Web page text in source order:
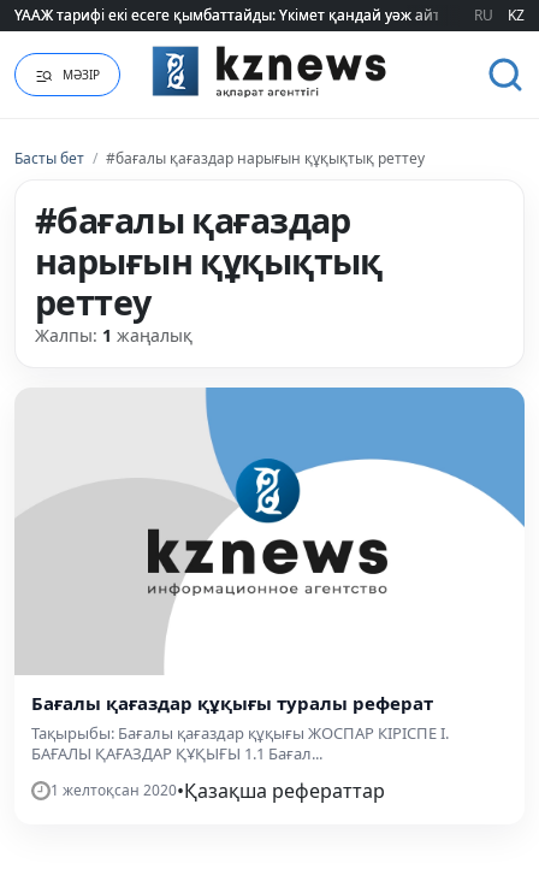
ҮААЖ тарифі екі есеге қымбаттайды: Үкімет қандай уәж айтады?
ҮААЖ тарифі екі есеге қымбаттайды: Үкімет қандай уәж айтады? RU KZ
МӘЗІР
Басты бет / #бағалы қағаздар нарығын құқықтық реттеу
#бағалы қағаздар
нарығын құқықтық
реттеу
Жалпы: 1 жаңалық
Бағалы қағаздар құқығы туралы реферат
Тақырыбы: Бағалы қағаздар құқығы ЖОСПАР КІРІСПЕ І.
БАҒАЛЫ ҚАҒАЗДАР ҚҰҚЫҒЫ 1.1 Бағал...
1 желтоқсан 2020•Қазақша рефераттар